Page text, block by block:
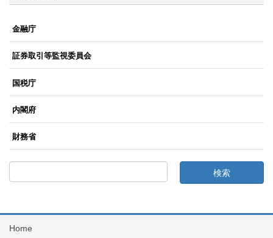
金融庁
証券取引等監視委員会
国税庁
内閣府
財務省
Home